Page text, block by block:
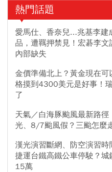
熱門話題
愛馬仕、香奈兒...兆基李
品，遭羈押禁見！宏碁李
內部缺失
金價準備北上？黃金現在
格摸到4300美元是好事！
了
天氣／白海豚颱風最新路
光、8/7颱風假？三颱怎麼
漢光演習斷網、防空演習
捷運台鐵高鐵公車停駛？
15萬